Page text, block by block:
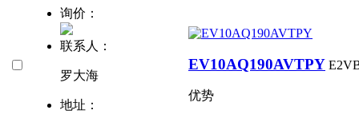
询价：
联系人：
罗大海
地址：
EV10AQ190AVTPY
优势
E2V